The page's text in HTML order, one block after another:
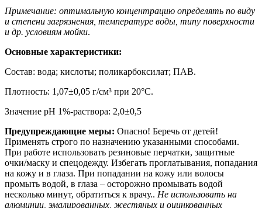
Примечание: оптимальную концентрацию определять по виду
и степени загрязнения, температуре воды, типу поверхности
и др. условиям мойки.
Основные характеристики:
Состав: вода; кислоты; поликарбоксилат; ПАВ.
Плотность: 1,07±0,05 г/см³ при 20°C.
Значение pH 1%-раствора: 2,0±0,5
Предупреждающие меры: Опасно! Беречь от детей!
Применять строго по назначению указанными способами.
При работе использовать резиновые перчатки, защитные
очки/маску и спецодежду. Избегать проглатывания, попадания
на кожу и в глаза. При попадании на кожу или волосы
промыть водой, в глаза – осторожно промывать водой
несколько минут, обратиться к врачу.. Не использовать на
алюминии, эмалированных, жестяных и оцинкованных